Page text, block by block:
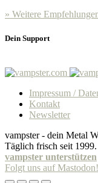
» Weitere
Dein Support
Impressum /
Kontakt
Newsletter
vampster - dein Metal
Täglich frisch seit 1999.
vampster unterstützen
Folgt uns auf Mastodon!